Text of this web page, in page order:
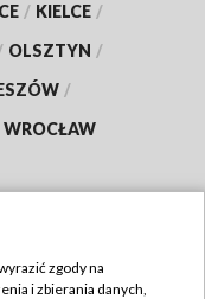
/ KIELCE /
OLSZTYN /
/
WROCŁAW
zgody na
i zbierania danych,